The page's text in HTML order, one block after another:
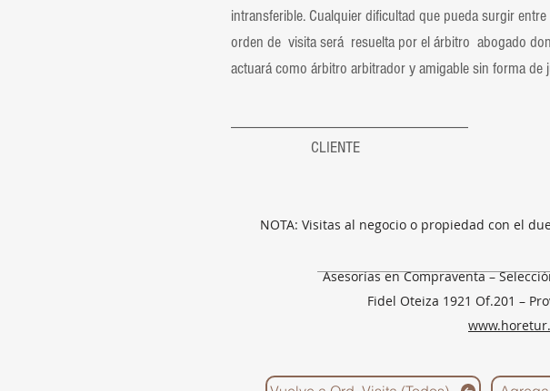
intransferible. Cualquier dificultad que pueda surgir
orden de visita será resuelta por el árbitro abogado
actuará como árbitro arbitrador y amigable sin forma de
CLIENTE
HOTEL &
PEDRO
NOTA: Visitas al negocio o propiedad con el
Asesorías en Compraventa –
Fidel Oteiza 1921 Of.201 –